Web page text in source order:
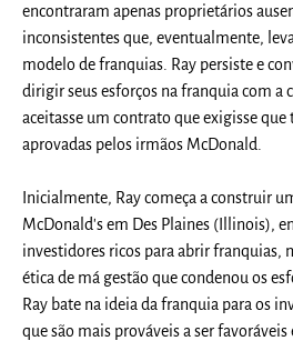
encontraram apenas proprietários
inconsistentes que, eventualmente,
modelo de franquias. Ray persiste e
dirigir seus esforços na franquia com a
aceitasse um contrato que exigisse que
aprovadas pelos irmãos McDonald.
Inicialmente, Ray começa a construir
McDonald's em Des Plaines (Illinois),
investidores ricos para abrir franquias,
ética de má gestão que condenou os
Ray bate na ideia da franquia para os
que são mais prováveis a ser favoráveis